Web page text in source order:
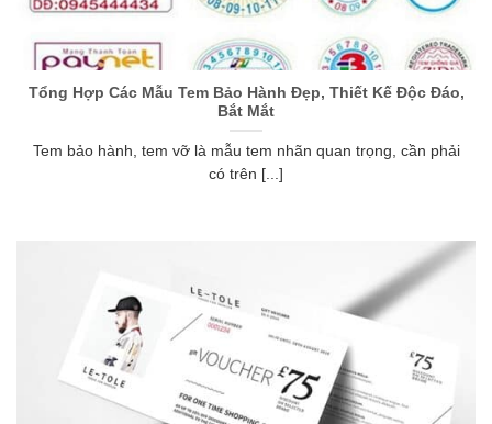
Tổng Hợp Các Mẫu Tem Bảo Hành Đẹp, Thiết Kế Độc Đáo,
Bắt Mắt
Tem bảo hành, tem vỡ là mẫu tem nhãn quan trọng, cần phải
có trên [...]